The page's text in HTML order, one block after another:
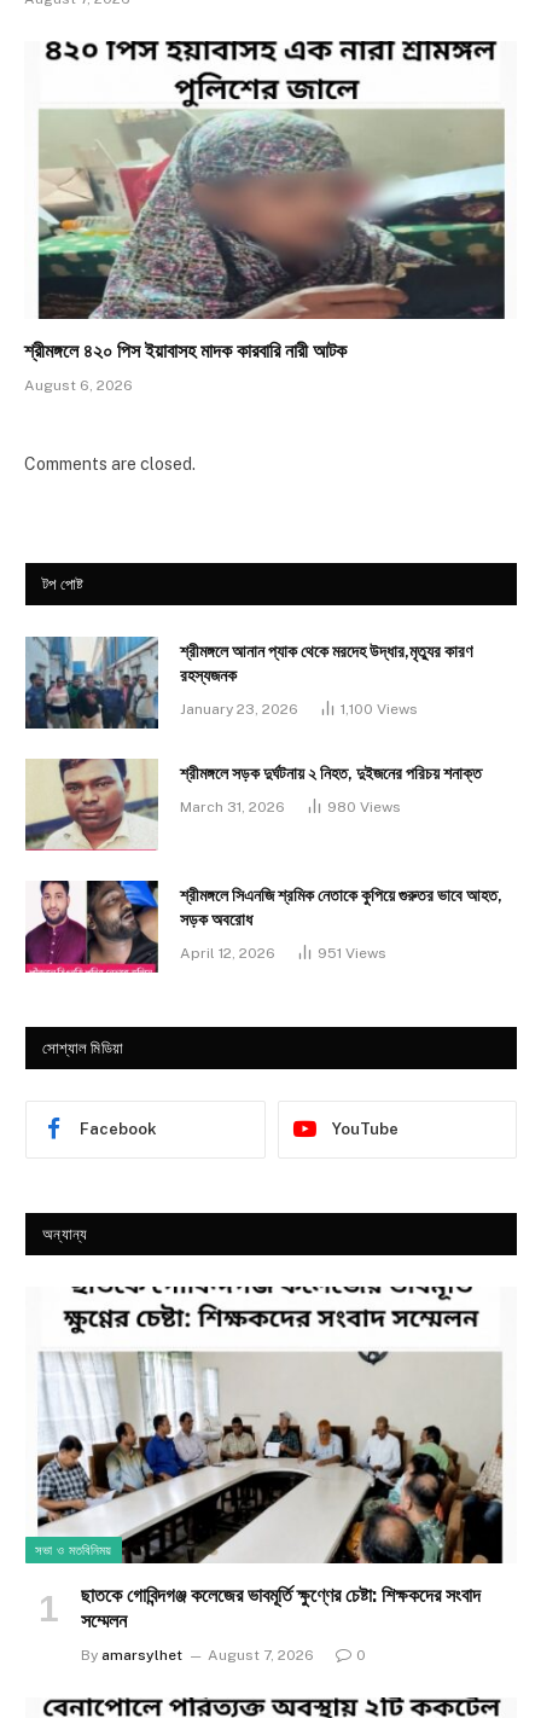
শ্রীমঙ্গলে ৪২০ পিস ইয়াবাসহ মাদক কারবারি নারী আটক
August 6, 2026
Comments are closed.
টপ পোষ্ট
শ্রীমঙ্গলে আনান প্যাক থেকে মরদেহ উদ্ধার,মৃত্যুর কারণ
রহস্যজনক
January 23, 2026 1,100 Views
শ্রীমঙ্গলে সড়ক দুর্ঘটনায় ২ নিহত, দুইজনের পরিচয় শনাক্ত
March 31, 2026 980 Views
শ্রীমঙ্গলে সিএনজি শ্রমিক নেতাকে কুপিয়ে গুরুতর ভাবে আহত,
সড়ক অবরোধ
April 12, 2026 951 Views
সোশ্যাল মিডিয়া
Facebook YouTube
অন্যান্য
সভা ও মতবিনিময়
ছাতকে গোবিন্দগঞ্জ কলেজের ভাবমূর্তি ক্ষুণ্ণের চেষ্টা: শিক্ষকদের সংবাদ
সম্মেলন
By amarsylhet August 7, 2026 0